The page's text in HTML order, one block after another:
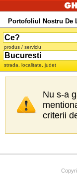
Portofoliul Nostru De
produs / serviciu
strada, localitate, judet
Nu s-a
criterii